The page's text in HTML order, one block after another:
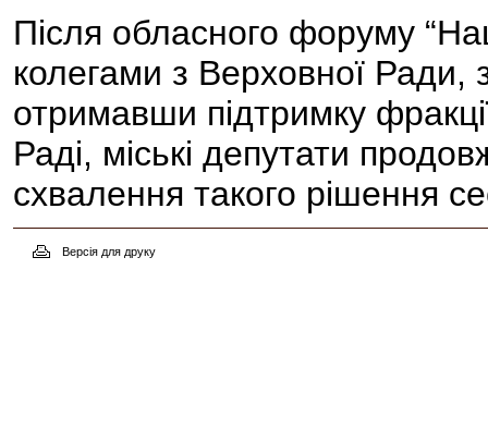
Після обласного форуму
колегами з Верховної
отримавши підтримку
Раді, міські депутати
схвалення такого рішення
Версія для друку